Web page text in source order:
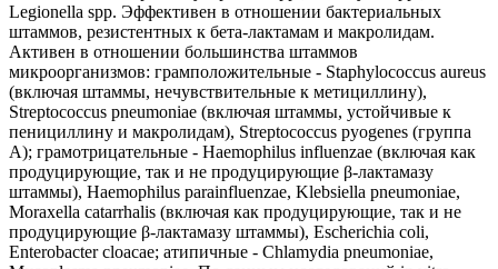
Legionella spp. Эффективен в отношении бактериальных
штаммов, резистентных к бета-лактамам и макролидам.
Активен в отношении большинства штаммов
микроорганизмов: грамположительные - Staphylococcus aureus
(включая штаммы, нечувствительные к метициллину),
Streptococcus pneumoniae (включая штаммы, устойчивые к
пенициллину и макролидам), Streptococcus pyogenes (группа
А); грамотрицательные - Haemophilus influenzae (включая как
продуцирующие, так и не продуцирующие β-лактамазу
штаммы), Haemophilus parainfluenzae, Klebsiella pneumoniae,
Moraxella catarrhalis (включая как продуцирующие, так и не
продуцирующие β-лактамазу штаммы), Escherichia coli,
Enterobacter cloacae; атипичные - Chlamydia pneumoniae,